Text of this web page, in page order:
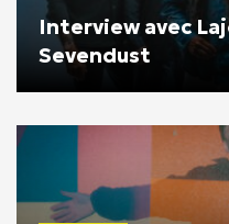
Interview avec
Sevendust